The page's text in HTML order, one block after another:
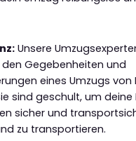
Unsere
Gegebenheiten und
eines Umzugs von
sind geschult, um deine
sicher und
zu transportieren.